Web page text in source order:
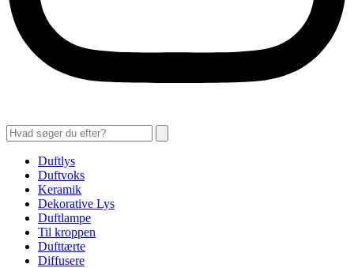
Duftlys
Duftvoks
Keramik
Dekorative Lys
Duftlampe
Til kroppen
Dufttærte
Diffusere